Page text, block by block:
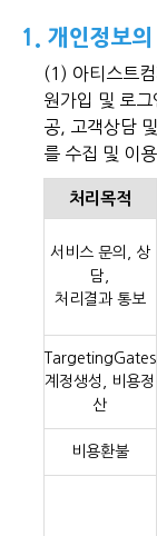
1. 개인정보
(1) 아티스트
원가입 및 로그
공, 고객상담
를 수집 및 이
처리목적
서비스 문의, 상
담,
처리결과 통보
TargetingGates
계정생성, 비용정
산
비용환불